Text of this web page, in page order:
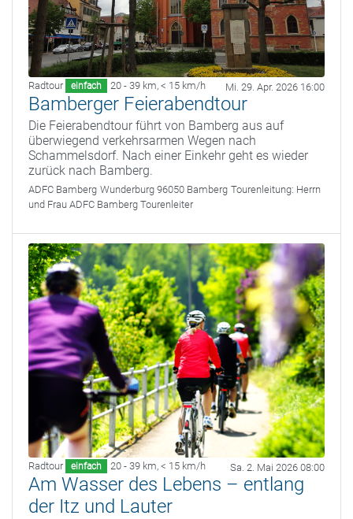
Radtour einfach 20 - 39 km, < 15 km/h Mi. 29. Apr. 2026 16:00
Bamberger Feierabendtour
Die Feierabendtour führt von Bamberg aus auf
überwiegend verkehrsarmen Wegen nach
Schammelsdorf. Nach einer Einkehr geht es wieder
zurück nach Bamberg.
ADFC Bamberg Wunderburg 96050 Bamberg Tourenleitung: Herrn
und Frau ADFC Bamberg Tourenleiter
Radtour einfach 20 - 39 km, < 15 km/h Sa. 2. Mai 2026 08:00
Am Wasser des Lebens – entlang
der Itz und Lauter